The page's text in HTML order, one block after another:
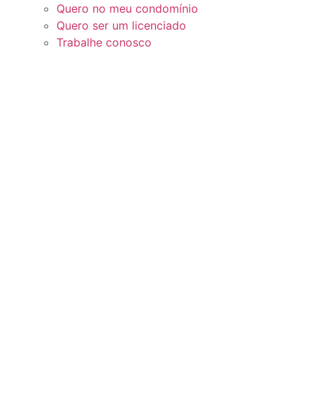
Quero no meu condomínio
Quero ser um licenciado
Trabalhe conosco